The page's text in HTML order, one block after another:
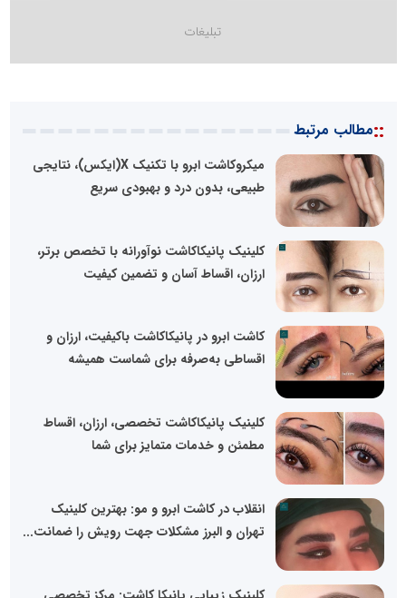
::مطالب مرتبط
میکروکاشت ابرو با تکنیک X(ایکس)، نتایجی
طبیعی، بدون درد و بهبودی سریع
کلینیک پانیکاکاشت نوآورانه با تخصص برتر،
ارزان، اقساط آسان و تضمین کیفیت
کاشت ابرو در پانیکاکاشت باکیفیت، ارزان و
اقساطی به‌صرفه برای شماست همیشه
کلینیک پانیکاکاشت تخصصی، ارزان، اقساط
مطمئن و خدمات متمایز برای شما
انقلاب در کاشت ابرو و مو: بهترین کلینیک
تهران و البرز مشکلات جهت رویش را ضمانت...